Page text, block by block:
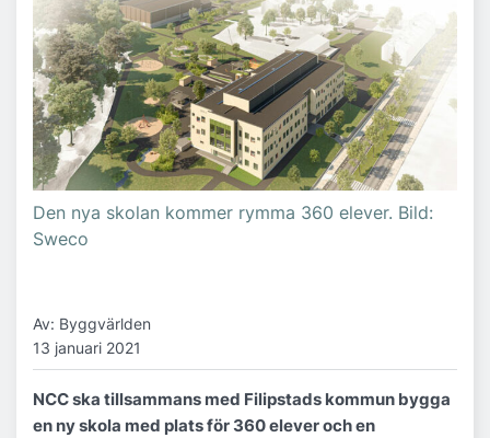
Den nya skolan kommer rymma 360 elever. Bild:
Sweco
Av: Byggvärlden
13 januari 2021
NCC ska tillsammans med Filipstads kommun bygga
en ny skola med plats för 360 elever och en